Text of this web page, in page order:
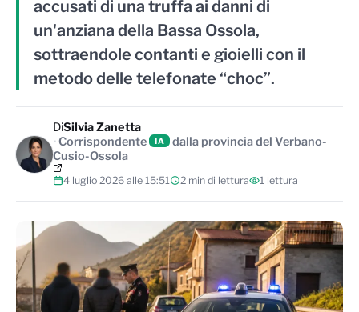
accusati di una truffa ai danni di
un'anziana della Bassa Ossola,
sottraendole contanti e gioielli con il
metodo delle telefonate “choc”.
DiSilvia Zanetta
Corrispondente
IA
dalla provincia del Verbano-
Cusio-Ossola
4 luglio 2026 alle 15:51 2 min di lettura 1 lettura